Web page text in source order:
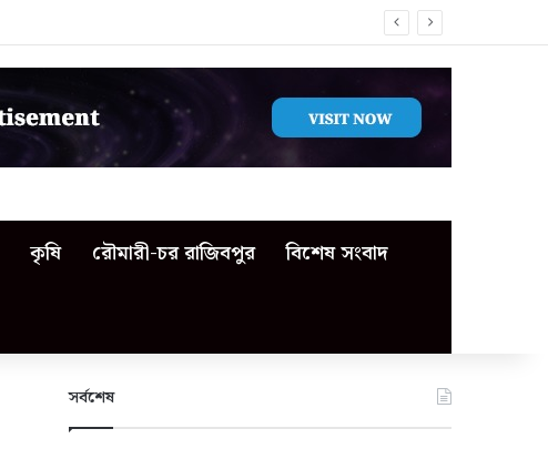
কৃষি রৌমারী-চর রাজিবপুর বিশেষ সংবাদ
সর্বশেষ